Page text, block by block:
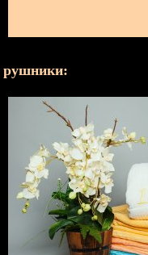
рушники: